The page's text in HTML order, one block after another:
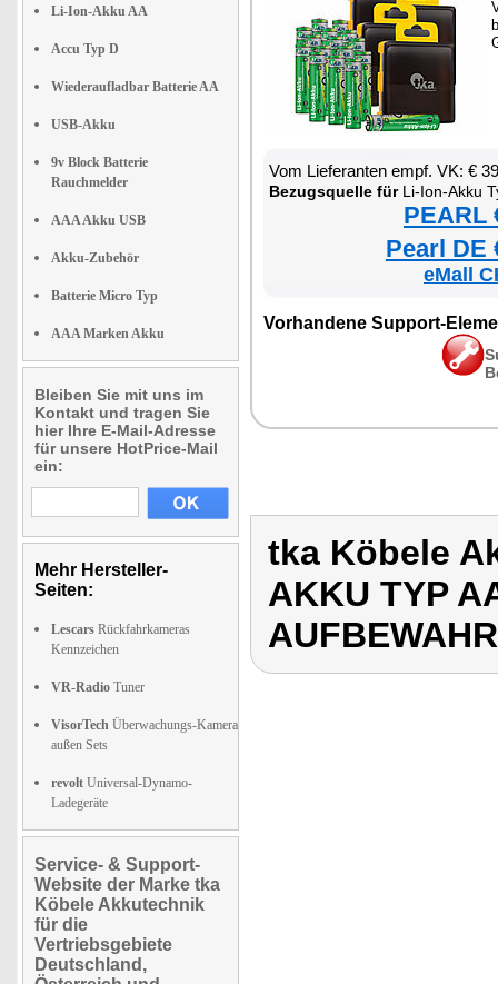
Li-Ion-Akku AA
Accu Typ D
Wiederaufladbar Batterie AA
USB-Akku
9v Block Batterie
Rauchmelder
AAA Akku USB
Akku-Zubehör
Batterie Micro Typ
AAA Marken Akku
Bleiben Sie mit uns im
Kontakt und tragen Sie
hier Ihre E-Mail-Adresse
für unsere HotPrice-Mail
ein:
Mehr Hersteller-
Seiten:
Lescars Rückfahrkameras
Kennzeichen
VR-Radio Tuner
VisorTech Überwachungs-Kamera
außen Sets
revolt Universal-Dynamo-
Ladegeräte
Service- & Support-
Website der Marke tka
Köbele Akkutechnik
für die
Vertriebsgebiete
Deutschland,
Vom Lieferanten empf. VK: €
Bezugsquelle fürLi-Ion-Akku
PEARL
Pearl DE
eMall
Vorhandene Support-
tka Köbele
AKKU TYP